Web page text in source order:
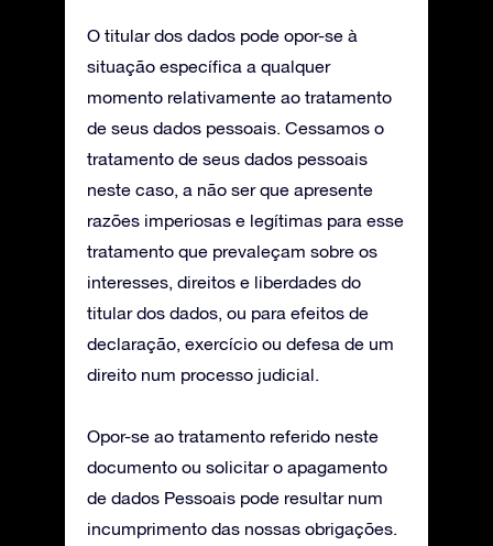
O titular dos dados pode opor-se à
situação específica a qualquer
momento relativamente ao tratamento
de seus dados pessoais. Cessamos o
tratamento de seus dados pessoais
neste caso, a não ser que apresente
razões imperiosas e legítimas para esse
tratamento que prevaleçam sobre os
interesses, direitos e liberdades do
titular dos dados, ou para efeitos de
declaração, exercício ou defesa de um
direito num processo judicial.
Opor-se ao tratamento referido neste
documento ou solicitar o apagamento
de dados Pessoais pode resultar num
incumprimento das nossas obrigações.